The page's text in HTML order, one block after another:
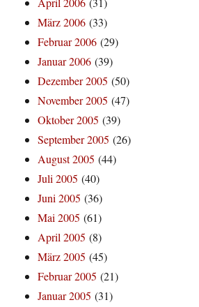
März 2006 (33)
Februar 2006 (29)
Januar 2006 (39)
Dezember 2005 (50)
November 2005 (47)
Oktober 2005 (39)
September 2005 (26)
August 2005 (44)
Juli 2005 (40)
Juni 2005 (36)
Mai 2005 (61)
April 2005 (8)
März 2005 (45)
Februar 2005 (21)
Januar 2005 (31)